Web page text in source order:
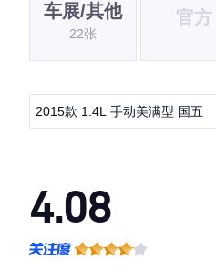
车展/其他
22张
官方
2015款 1.4L 手动美满型 国五
4.08